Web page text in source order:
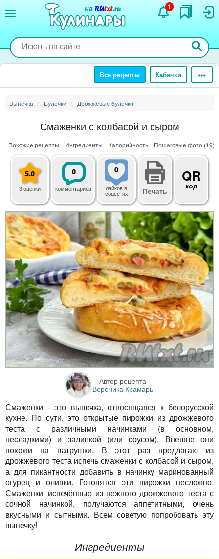
содержанию
1
Все рецепты Кабачки
Выпечка Булочки Дрожжевые булочки
Смаженки с колбасой и сыром
Похожие рецепты Ингредиенты Калорийность Пошаговые фото (19)
5.0
3 оценки
0
комментариев
0
лайковв
соцсетях Печать
QR
код
Автор рецепта
Вероника Крамарь
Смаженки - это выпечка, относящаяся к белорусской
кухне. По сути, это открытые пирожки из дрожжевого
теста с различными начинками (в основном,
несладкими) и заливкой (или соусом). Внешне они
похожи на ватрушки. В этот раз предлагаю из
дрожжевого теста испечь смаженки с колбасой и сыром,
а для пикантности добавить в начинку маринованный
огурец и оливки. Готовятся эти пирожки несложно.
Смаженки, испечённые из нежного дрожжевого теста с
сочной начинкой, получаются аппетитными, очень
вкусными и сытными. Всем советую попробовать эту
выпечку!
Ингредиенты